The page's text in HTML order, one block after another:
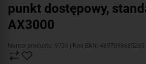
punkt dostępowy,
AX3000
Numer produktu: 9739 | Kod EAN: 4897098685235